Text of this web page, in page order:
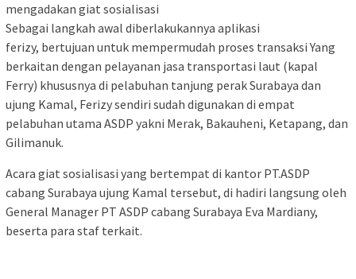
mengadakan giat sosialisasi
Sebagai langkah awal diberlakukannya aplikasi
ferizy, bertujuan untuk mempermudah proses transaksi Yang
berkaitan dengan pelayanan jasa transportasi laut (kapal
Ferry) khususnya di pelabuhan tanjung perak Surabaya dan
ujung Kamal, Ferizy sendiri sudah digunakan di empat
pelabuhan utama ASDP yakni Merak, Bakauheni, Ketapang, dan
Gilimanuk.
Acara giat sosialisasi yang bertempat di kantor PT.ASDP
cabang Surabaya ujung Kamal tersebut, di hadiri langsung oleh
General Manager PT ASDP cabang Surabaya Eva Mardiany,
beserta para staf terkait.